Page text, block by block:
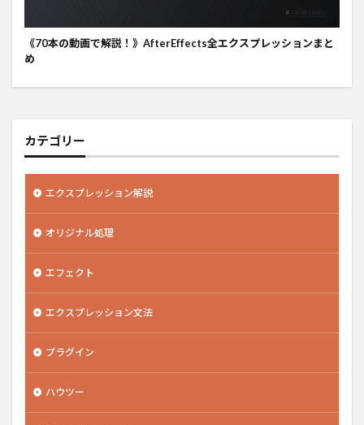
《70本の動画で解説！》AfterEffects全エクスプレッションまと
め
カテゴリー
エクスプレッション解説
オリジナル処理
エフェクト
エクスプレッション文法
プラグイン
ハウツー